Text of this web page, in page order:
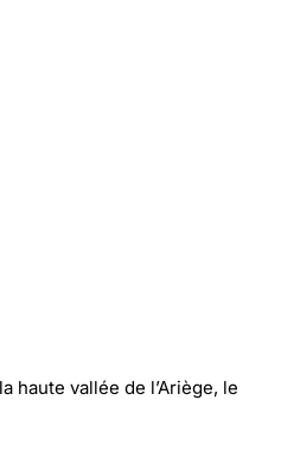
haute vallée de l’Ariège, le